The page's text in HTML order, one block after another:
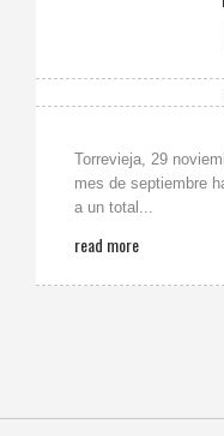
Torrevieja, 29
mes de septiembre
a un total...
read more